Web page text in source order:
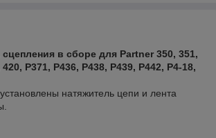
в сборе для Partner 350, 351,
P371, P436, P438, P439, P442, P4-18,
натяжитель цепи и лента